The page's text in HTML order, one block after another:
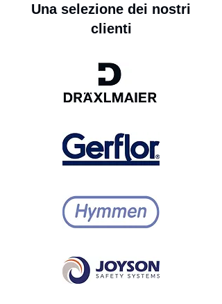
Una selezione dei nostri
clienti